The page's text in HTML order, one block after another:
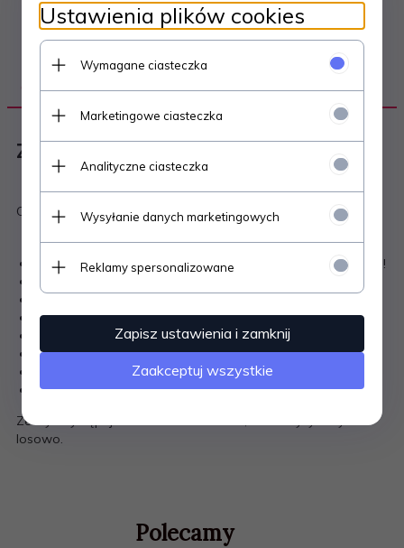
OPIS PRODUKTU
Zeszyt L.O.L. SURPRISE! A5 32 kartki
Cechy produktu:
modna grafika okładek -motywy wzornicze L.O.L. Surprise!
gramatura papieru – 70 g/m2
laminowana okładka z zadrukiem wewnętrznym
liniatura – trzy linia
zaokrąglone rogi
czerwony margines
Zeszyt występuje w czterech wzorach, wzór wysyłamy
losowo.
Polecamy
Ustawienia plików cookies
Wymagane ciasteczka
Marketingowe ciasteczka
Analityczne ciasteczka
Wysyłanie danych marketingowych
Reklamy spersonalizowane
Zapisz ustawienia i zamknij
Zaakceptuj wszystkie